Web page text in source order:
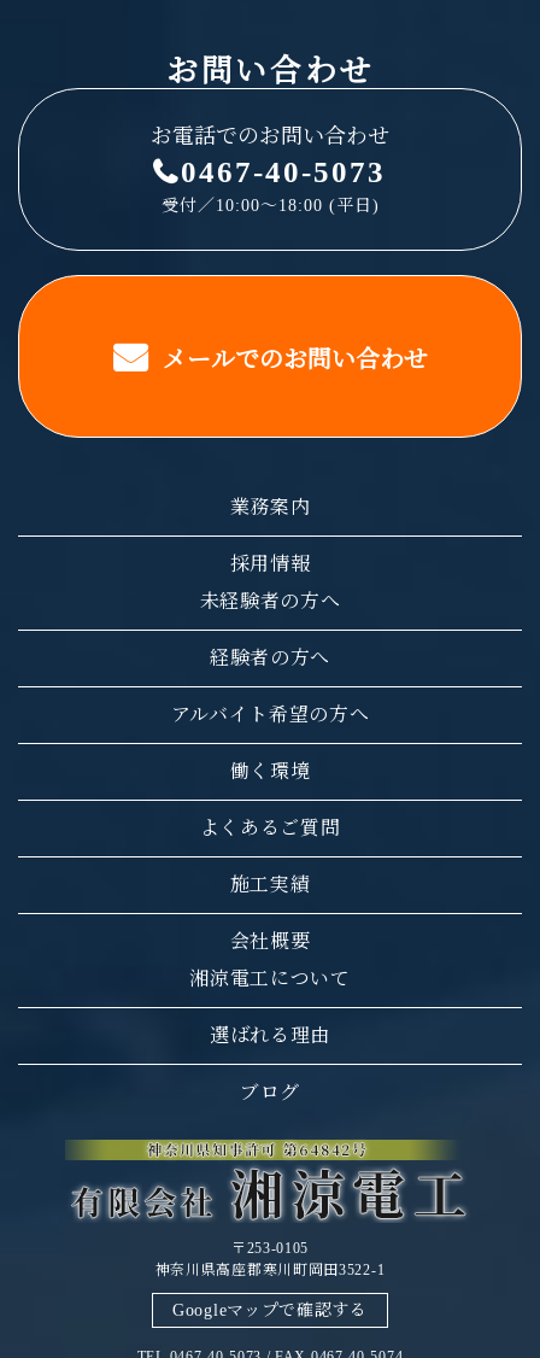
お問い合わせ
お電話でのお問い合わせ
0467-40-5073
受付／10:00～18:00 (平日)
メールでのお問い合わせ
業務案内
採用情報
未経験者の方へ
経験者の方へ
アルバイト希望の方へ
働く環境
よくあるご質問
施工実績
会社概要
湘涼電工について
選ばれる理由
ブログ
〒253-0105
神奈川県高座郡寒川町岡田3522-1
Googleマップで確認する